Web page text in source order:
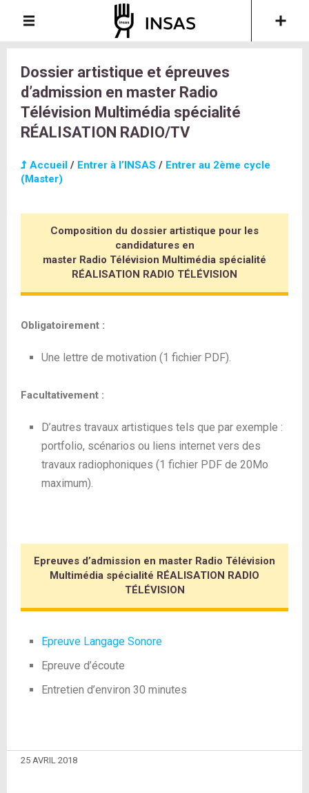
Dossier artistique et épreuves
d’admission en master Radio
Télévision Multimédia spécialité
RÉALISATION RADIO/TV
Accueil / Entrer à l’INSAS / Entrer au 2ème cycle
(Master)
Composition du dossier artistique pour les
candidatures en
master Radio Télévision Multimédia spécialité
RÉALISATION RADIO TÉLÉVISION
Obligatoirement :
Une lettre de motivation (1 fichier PDF).
Facultativement :
D’autres travaux artistiques tels que par exemple :
portfolio, scénarios ou liens internet vers des
travaux radiophoniques (1 fichier PDF de 20Mo
maximum).
Epreuves d’admission en master Radio Télévision
Multimédia spécialité RÉALISATION RADIO
TÉLÉVISION
Epreuve Langage Sonore
Epreuve d’écoute
Entretien d’environ 30 minutes
25 AVRIL 2018